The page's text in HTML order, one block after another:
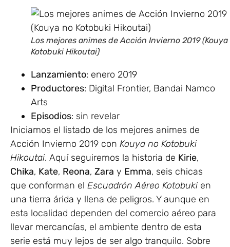
Los mejores animes de Acción Invierno 2019 (Kouya
Kotobuki Hikoutai)
Lanzamiento: enero 2019
Productores: Digital Frontier, Bandai Namco
Arts
Episodios: sin revelar
Iniciamos el listado de los mejores animes de
Acción Invierno 2019 con Kouya no Kotobuki
Hikoutai. Aquí seguiremos la historia de Kirie,
Chika, Kate, Reona, Zara y Emma, seis chicas
que conforman el Escuadrón Aéreo Kotobukien
una tierra árida y llena de peligros. Y aunque en
esta localidad dependen del comercio aéreo para
llevar mercancías, el ambiente dentro de esta
serie está muy lejos de ser algo tranquilo. Sobre